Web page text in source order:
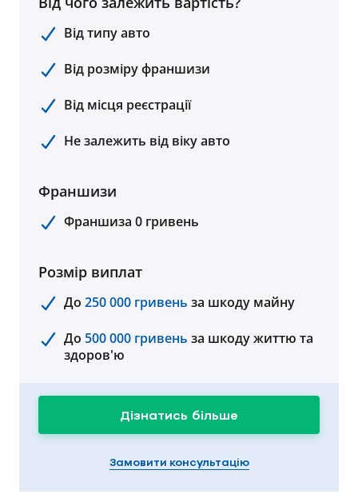
Від типу авто
Від розміру франшизи
Від місця реєстрації
Не залежить від віку авто
Франшизи
Франшиза 0 гривень
Розмір виплат
До 250 000 гривень за шкоду майну
До 500 000 гривень за шкоду життю та
здоров'ю
Замовити консультацію
Дізнатись більше